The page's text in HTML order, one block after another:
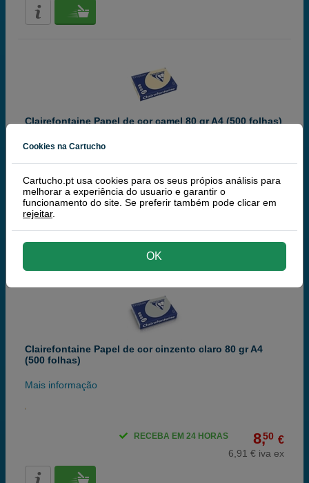
Clairefontaine Papel de cor camel 80 gr A4 (500 folhas)
Mais informação
8,
RECEBA EM 24 HORAS
Clairefontaine Papel de cor cinzento claro 80 gr A4
(500 folhas)
Mais informação
8,50 €
6,91 € iva ex
RECEBA EM 24 HORAS
Cookies na Cartucho
Cartucho.pt usa cookies para os seus própios análisis para
melhorar a experiência do usuario e garantir o
funcionamento do site. Se preferir também pode clicar em
rejeitar.
OK